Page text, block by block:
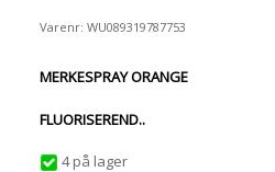
Varenr: WU089319787753
MERKESPRAY ORANGE
FLUORISEREND..
4 på lager